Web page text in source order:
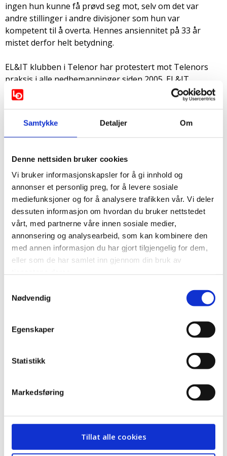
Samtykke Detaljer Om
Denne nettsiden bruker cookies
Vi bruker informasjonskapsler for å gi innhold og
annonser et personlig preg, for å levere sosiale
mediefunksjoner og for å analysere trafikken vår. Vi deler
dessuten informasjon om hvordan du bruker nettstedet
vårt, med partnerne våre innen sosiale medier,
annonsering og analysearbeid, som kan kombinere den
med annen informasjon du har gjort tilgjengelig for dem,
eller som de har samlet inn gjennom din bruk av
Nødvendig
Egenskaper
Statistikk
Markedsføring
Tillat alle cookies
ingen hun kunne få prøvd seg mot, selv om det var
andre stillinger i andre divisjoner som hun var
kompetent til å overta. Hennes ansiennitet på 33 år
mistet derfor helt betydning.
EL&IT klubben i Telenor har protestert mot Telenors
praksis i alle nedbemanninger siden 2005. EL&IT
forbundet har også gått inn som partshjelper til støtte
for sitt medlem i saken for Høyesterett.
Lagmannsretten kom til at Telenor Norge AS sin praksis
svekket ansiennitetsprinsippets betydning:
"Ansiennitetsprinsippet er grunnleggende og
lagmannsrettens flertall mener Telenors bruk av den
angitte utvalgskrets gir prinsippet svekket betydning.
Etter en samlet vurdering har lagmannsrettens flertall
kommet til at det ikke foreligger tungtveiende grunner
for å begrense utvalgskretsen slik Telenor har gjort da
A ble sagt opp fra sin stilling. Flertallet har videre
kommet til at det ikke pålegger Telenor en
uforholdsmessig tyngende prosess å bruke en større
utvalgskrets. Utvalgskretsen er usaklig og oppsigelsen
oktober. Dom blir trolig avsagt i begynnelsen av
november.
av Elkjøpansatte